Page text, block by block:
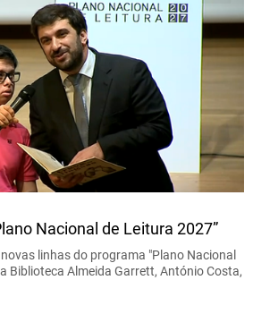
Nacional de Leitura 2027”
linhas do programa "Plano Nacional
Biblioteca Almeida Garrett, António Costa,